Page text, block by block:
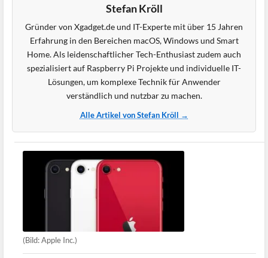
Stefan Kröll
Gründer von Xgadget.de und IT-Experte mit über 15 Jahren
Erfahrung in den Bereichen macOS, Windows und Smart
Home. Als leidenschaftlicher Tech-Enthusiast zudem auch
spezialisiert auf Raspberry Pi Projekte und individuelle IT-
Lösungen, um komplexe Technik für Anwender
verständlich und nutzbar zu machen.
Alle Artikel von Stefan Kröll →
(Bild: Apple Inc.)